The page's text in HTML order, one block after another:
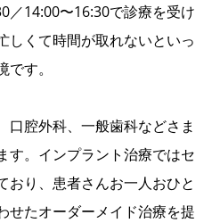
／14:00〜16:30で診療を受け
しくて時間が取れないといっ
す。
口腔外科、一般歯科などさま
す。インプラント治療ではセ
おり、患者さんお一人おひと
せたオーダーメイド治療を提